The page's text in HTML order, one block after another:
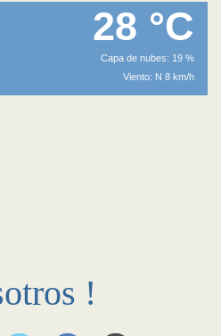
28 °C
Capa de nubes: 19 %
Viento: N 8 km/h
!